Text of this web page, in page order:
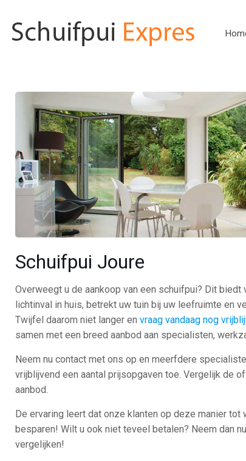
Schuifpui Joure
Overweegt u de aankoop van een schuifpui? Dit biedt
lichtinval in huis, betrekt uw tuin bij uw leefruimte en
Twijfel daarom niet langer envraag vandaag nog
samen met een breed aanbod aan specialisten,
Neem nu contact met ons op en meerfdere
vrijblijvend een aantal prijsopgaven toe. Vergelijk de
aanbod.
De ervaring leert dat onze klanten op deze manier tot
besparen! Wilt u ook niet teveel betalen? Neem dan
vergelijken!